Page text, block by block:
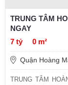
TRUNG TÂM
NGAY
7 tỷ
0 m²
Quận Hoàng
TRUNG TÂM